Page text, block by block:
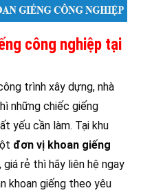
công nghiệp tại
trình xây dựng, nhà
những chiếc giếng
yếu cần làm. Tại khu
đơn vị khoan giếng
rẻ thì hãy liên hệ ngay
khoan giếng theo yêu